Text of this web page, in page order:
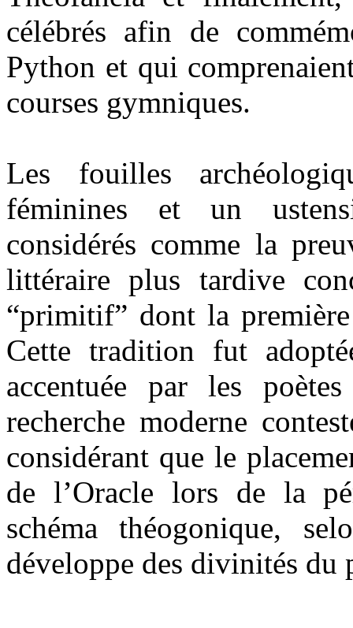
célébrés afin de
Python et qui
courses gymniques.
Les fouilles
féminines et un
considérés comme la
littéraire plus tardive
“primitif” dont la
Cette tradition fut
accentuée par les
recherche moderne
considérant que le
de l’Oracle lors de la
schéma théogonique,
développe des divinités du